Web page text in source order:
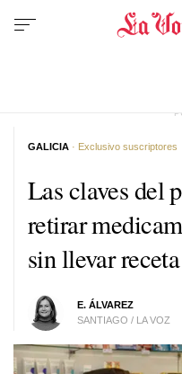
Las claves del
retirar
sin llevar receta
E. ÁLVAREZ
SANTIAGO / LA VOZ
GALICIA · Exclusivo suscriptores